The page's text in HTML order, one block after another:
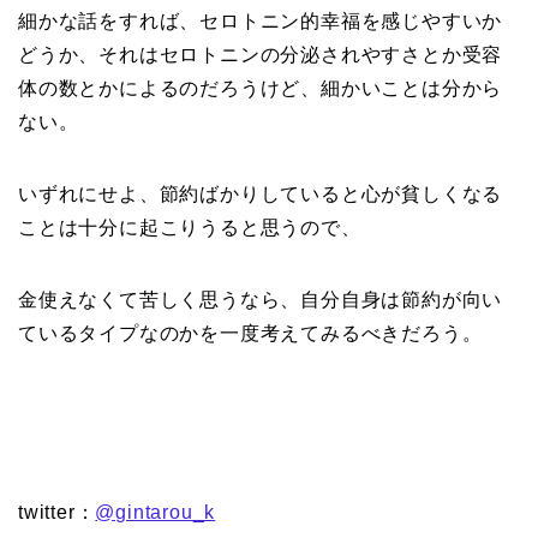
細かな話をすれば、セロトニン的幸福を感じやすいか
どうか、それはセロトニンの分泌されやすさとか受容
体の数とかによるのだろうけど、細かいことは分から
ない。
いずれにせよ、節約ばかりしていると心が貧しくなる
ことは十分に起こりうると思うので、
金使えなくて苦しく思うなら、自分自身は節約が向い
ているタイプなのかを一度考えてみるべきだろう。
twitter： @gintarou_k